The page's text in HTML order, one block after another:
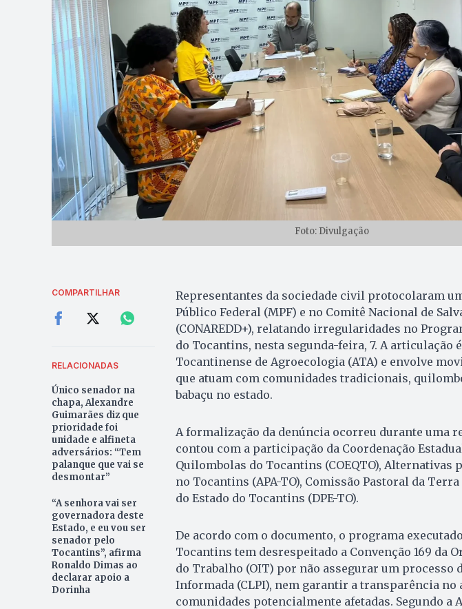
Foto: Divulgação
COMPARTILHAR
RELACIONADAS
Único senador na
chapa, Alexandre
Guimarães diz que
prioridade foi
unidade e alfineta
adversários: “Tem
palanque que vai se
desmontar”
“A senhora vai ser
governadora deste
Estado, e eu vou ser
senador pelo
Tocantins”, afirma
Ronaldo Dimas ao
declarar apoio a
Dorinha
Representantes da sociedade civil protocolaram
Público Federal (MPF) e no Comitê Nacional de
(CONAREDD+), relatando irregularidades no
do Tocantins, nesta segunda-feira, 7. A articulação
Tocantinense de Agroecologia (ATA) e envolve
que atuam com comunidades tradicionais,
babaçu no estado.
A formalização da denúncia ocorreu durante uma
contou com a participação da Coordenação
Quilombolas do Tocantins (COEQTO), Alternativas
no Tocantins (APA-TO), Comissão Pastoral da
do Estado do Tocantins (DPE-TO).
De acordo com o documento, o programa
Tocantins tem desrespeitado a Convenção 169 da
do Trabalho (OIT) por não assegurar um processo
Informada (CLPI), nem garantir a transparência no
comunidades potencialmente afetadas. Segundo a